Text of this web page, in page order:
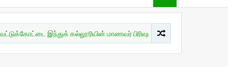
இந்துக் கல்லூரியின் மாணவர் பிரிவுபசார நிகழ்வு!